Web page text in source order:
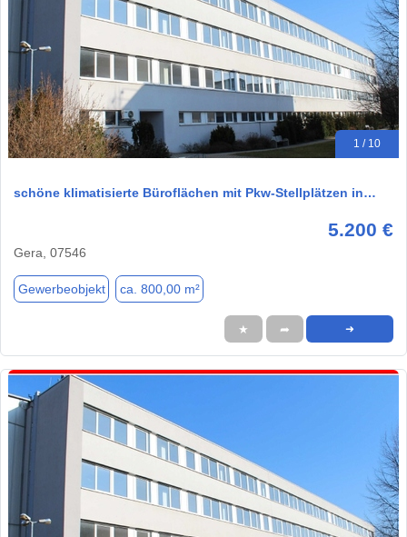
1 / 10
schöne klimatisierte Büroflächen mit Pkw-Stellplätzen in…
5.200 €
Gera, 07546
Gewerbeobjekt ca. 800,00 m²
★ ➦ ➜